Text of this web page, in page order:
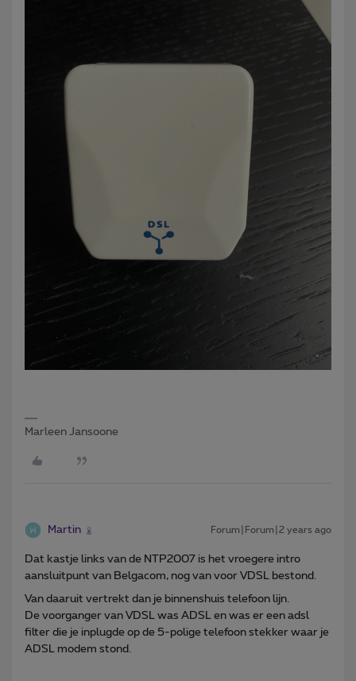
Marleen Jansoone
Martin Forum|Forum|2 years ago
Dat kastje links van de NTP2007 is het vroegere intro
aansluitpunt van Belgacom, nog van voor VDSL bestond.
Van daaruit vertrekt dan je binnenshuis telefoon lijn.
De voorganger van VDSL was ADSL en was er een adsl
filter die je inplugde op de 5-polige telefoon stekker waar je
ADSL modem stond.